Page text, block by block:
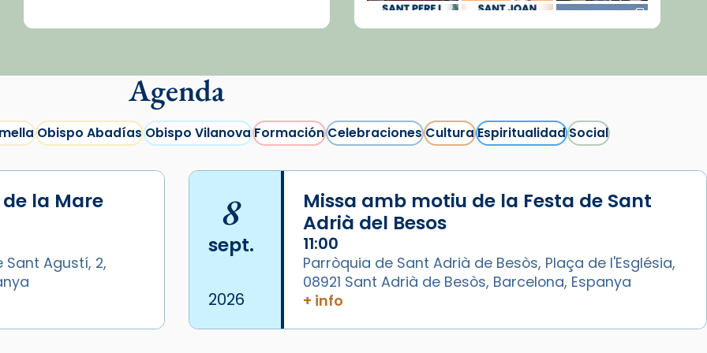
Cargar más...
Agenda
Obispo AbadíasObispo VilanovaFormaciónCelebracionesCulturaEspiritualidadSocial
la Mare
Agustí, 2,
8
sept.
2026
Missa amb motiu de la Festa de Sant
Adrià del Besos
11:00
Parròquia de Sant Adrià de Besòs, Plaça de l'Església,
08921 Sant Adrià de Besòs, Barcelona, Espanya
+ info